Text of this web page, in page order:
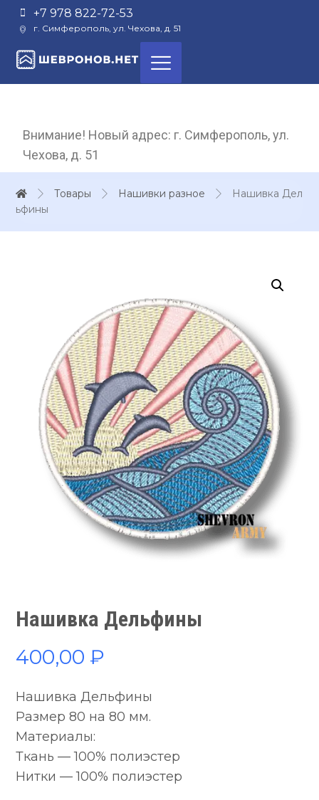
+7 978 822-72-53
г. Симферополь, ул. Чехова, д. 51
Внимание! Новый адрес: г. Симферополь, ул.
Чехова, д. 51
Товары Нашивки разное
Нашивка Дел
ьфины
Нашивка Дельфины
400,00₽
Нашивка Дельфины
Размер 80 на 80 мм.
Материалы:
Ткань — 100% полиэстер
Нитки — 100% полиэстер